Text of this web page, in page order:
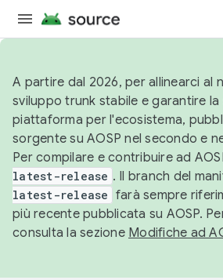
A partire dal 2026, per allinearci al
sviluppo trunk stabile e garantire la
piattaforma per l'ecosistema,
sorgente su AOSP nel secondo e
Per compilare e contribuire ad
latest-release . Il branch del
latest-release farà sempre
più recente pubblicata su AOSP.
consulta la sezione Modifiche ad